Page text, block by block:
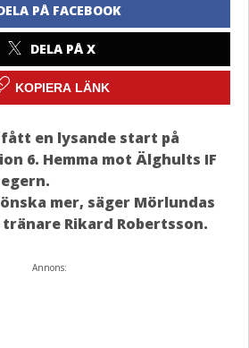
PÅ FACEBOOK
DELA PÅ X
KOPIERA LÄNK
fått en lysande start på
6. Hemma mot Älghults IF
mer, säger Mörlundas
Rikard Robertsson.
Annons: